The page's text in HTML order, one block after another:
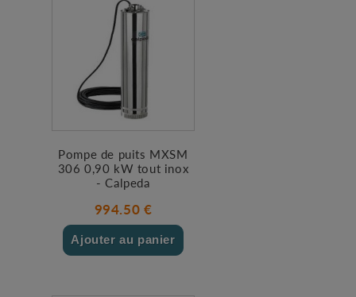
Pompe de puits MXSM
306 0,90 kW tout inox
- Calpeda
994.50 €
Ajouter au panier